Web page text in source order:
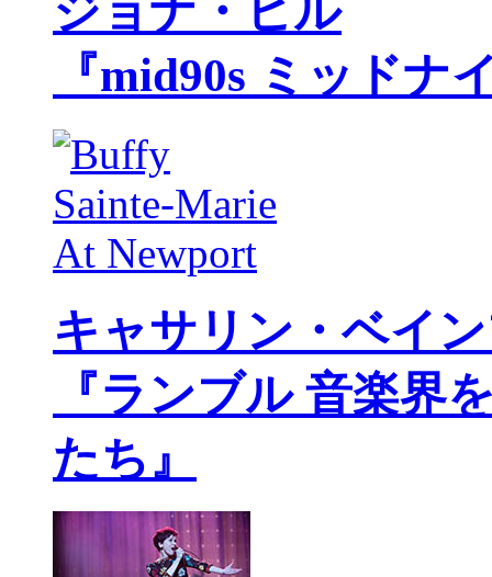
ジョナ・ヒル
『mid90s ミッドナ
キャサリン・ベイ
『ランブル 音楽界
たち』